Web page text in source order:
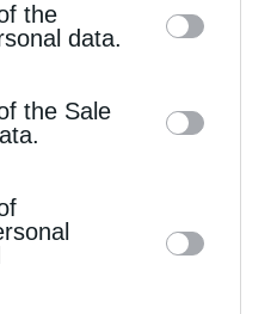
on the IAB’s list
This
disclosed by us to
List of
parties.
the
data.
the Sale